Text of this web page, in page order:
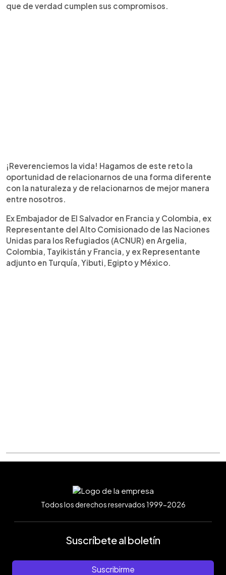
que de verdad cumplen sus compromisos.
¡Reverenciemos la vida! Hagamos de este reto la
oportunidad de relacionarnos de una forma diferente
con la naturaleza y de relacionarnos de mejor manera
entre nosotros.
Ex Embajador de El Salvador en Francia y Colombia, ex
Representante del Alto Comisionado de las Naciones
Unidas para los Refugiados (ACNUR) en Argelia,
Colombia, Tayikistán y Francia, y ex Representante
adjunto en Turquía, Yibuti, Egipto y México.
Todos los derechos reservados 1999-2026
Suscríbete al boletín
Suscribirme